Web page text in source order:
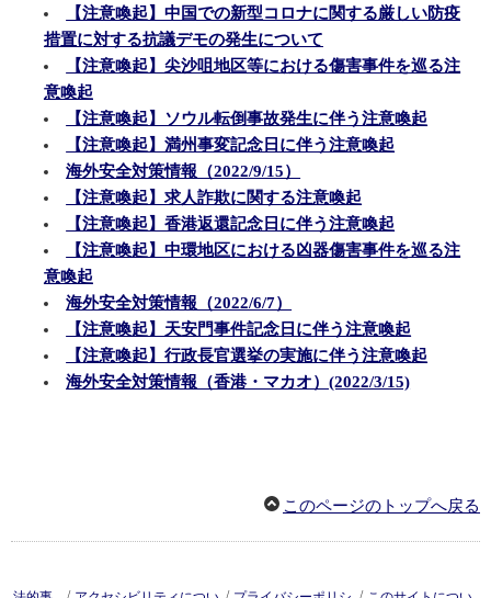
【注意喚起】中国での新型コロナに関する厳しい防疫
措置に対する抗議デモの発生について
【注意喚起】尖沙咀地区等における傷害事件を巡る注
意喚起
【注意喚起】ソウル転倒事故発生に伴う注意喚起
【注意喚起】満州事変記念日に伴う注意喚起
海外安全対策情報（2022/9/15）
【注意喚起】求人詐欺に関する注意喚起
【注意喚起】香港返還記念日に伴う注意喚起
【注意喚起】中環地区における凶器傷害事件を巡る注
意喚起
海外安全対策情報（2022/6/7）
【注意喚起】天安門事件記念日に伴う注意喚起
【注意喚起】行政長官選挙の実施に伴う注意喚起
海外安全対策情報（香港・マカオ）(2022/3/15)
このページのトップへ戻る